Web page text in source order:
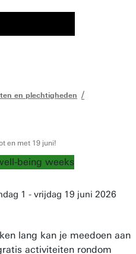
en plechtigheden
en met 19 juni!
1 - vrijdag 19 juni 2026
lang kan je meedoen aan
activiteiten rondom